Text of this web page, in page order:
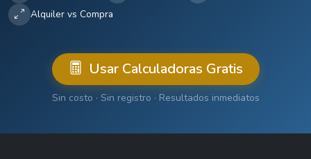
Alquiler vs Compra
Usar Calculadoras Gratis
Sin costo · Sin registro · Resultados inmediatos